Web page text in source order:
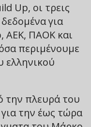
Up, οι τρεις
για
ΑΕΚ, ΠΑΟΚ και
περιμένουμε
ελληνικού
την πλευρά του
την έως τώρα